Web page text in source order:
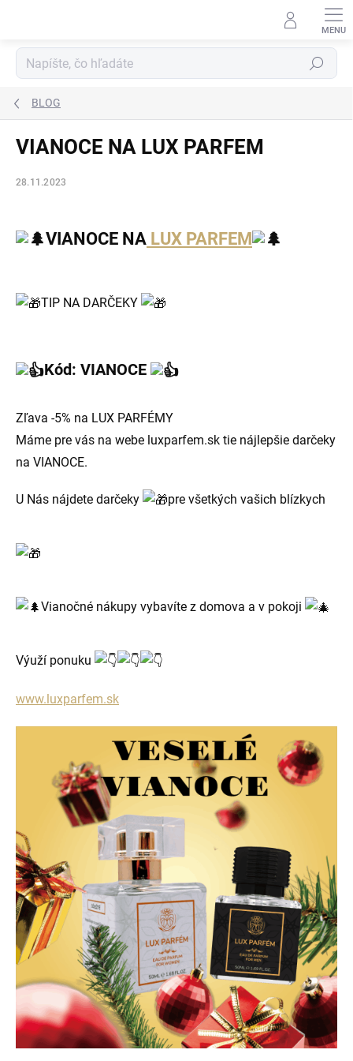
Hľadať
BLOG
VIANOCE NA LUX PARFEM
28.11.2023
VIANOCE NA LUX PARFEM
TIP NA DARČEKY
Kód: VIANOCE
Zľava -5% na LUX PARFÉMY
Máme pre vás na webe luxparfem.sk tie nájlepšie darčeky
na VIANOCE.
U Nás nájdete darčeky pre všetkých vašich blízkych
Vianočné nákupy vybavíte z domova a v pokoji
Výuží ponuku
www.luxparfem.sk